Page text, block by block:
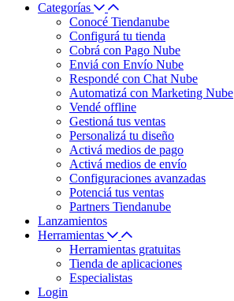
Categorías
Conocé Tiendanube
Configurá tu tienda
Cobrá con Pago Nube
Enviá con Envío Nube
Respondé con Chat Nube
Automatizá con Marketing Nube
Vendé offline
Gestioná tus ventas
Personalizá tu diseño
Activá medios de pago
Activá medios de envío
Configuraciones avanzadas
Potenciá tus ventas
Partners Tiendanube
Lanzamientos
Herramientas
Herramientas gratuitas
Tienda de aplicaciones
Especialistas
Login